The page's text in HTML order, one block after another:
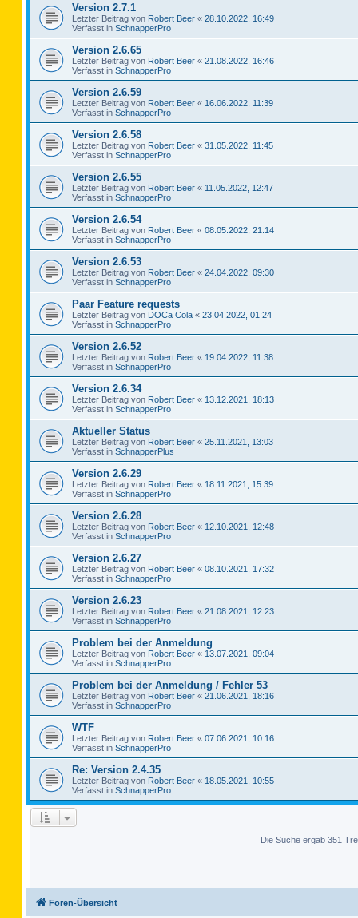
Version 2.7.1
Letzter Beitrag von Robert Beer « 28.10.2022, 16:49
Verfasst in SchnapperPro
Version 2.6.65
Letzter Beitrag von Robert Beer « 21.08.2022, 16:46
Verfasst in SchnapperPro
Version 2.6.59
Letzter Beitrag von Robert Beer « 16.06.2022, 11:39
Verfasst in SchnapperPro
Version 2.6.58
Letzter Beitrag von Robert Beer « 31.05.2022, 11:45
Verfasst in SchnapperPro
Version 2.6.55
Letzter Beitrag von Robert Beer « 11.05.2022, 12:47
Verfasst in SchnapperPro
Version 2.6.54
Letzter Beitrag von Robert Beer « 08.05.2022, 21:14
Verfasst in SchnapperPro
Version 2.6.53
Letzter Beitrag von Robert Beer « 24.04.2022, 09:30
Verfasst in SchnapperPro
Paar Feature requests
Letzter Beitrag von DOCa Cola « 23.04.2022, 01:24
Verfasst in SchnapperPro
Version 2.6.52
Letzter Beitrag von Robert Beer « 19.04.2022, 11:38
Verfasst in SchnapperPro
Version 2.6.34
Letzter Beitrag von Robert Beer « 13.12.2021, 18:13
Verfasst in SchnapperPro
Aktueller Status
Letzter Beitrag von Robert Beer « 25.11.2021, 13:03
Verfasst in SchnapperPlus
Version 2.6.29
Letzter Beitrag von Robert Beer « 18.11.2021, 15:39
Verfasst in SchnapperPro
Version 2.6.28
Letzter Beitrag von Robert Beer « 12.10.2021, 12:48
Verfasst in SchnapperPro
Version 2.6.27
Letzter Beitrag von Robert Beer « 08.10.2021, 17:32
Verfasst in SchnapperPro
Version 2.6.23
Letzter Beitrag von Robert Beer « 21.08.2021, 12:23
Verfasst in SchnapperPro
Problem bei der Anmeldung
Letzter Beitrag von Robert Beer « 13.07.2021, 09:04
Verfasst in SchnapperPro
Problem bei der Anmeldung / Fehler 53
Letzter Beitrag von Robert Beer « 21.06.2021, 18:16
Verfasst in SchnapperPro
WTF
Letzter Beitrag von Robert Beer « 07.06.2021, 10:16
Verfasst in SchnapperPro
Re: Version 2.4.35
Letzter Beitrag von Robert Beer « 18.05.2021, 10:55
Verfasst in SchnapperPro
Die Suche ergab 351
Foren-Übersicht